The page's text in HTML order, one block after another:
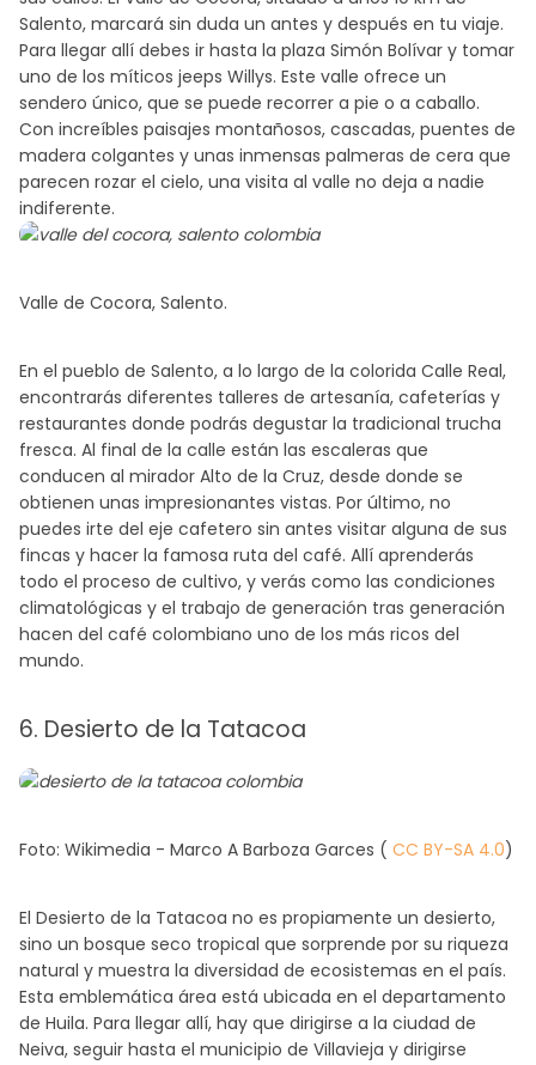
Salento, marcará sin duda un antes y después en tu viaje.
Para llegar allí debes ir hasta la plaza Simón Bolívar y tomar
uno de los míticos jeeps Willys. Este valle ofrece un
sendero único, que se puede recorrer a pie o a caballo.
Con increíbles paisajes montañosos, cascadas, puentes de
madera colgantes y unas inmensas palmeras de cera que
parecen rozar el cielo, una visita al valle no deja a nadie
indiferente.
Valle de Cocora, Salento.
En el pueblo de Salento, a lo largo de la colorida Calle Real,
encontrarás diferentes talleres de artesanía, cafeterías y
restaurantes donde podrás degustar la tradicional trucha
fresca. Al final de la calle están las escaleras que
conducen al mirador Alto de la Cruz, desde donde se
obtienen unas impresionantes vistas. Por último, no
puedes irte del eje cafetero sin antes visitar alguna de sus
fincas y hacer la famosa ruta del café. Allí aprenderás
todo el proceso de cultivo, y verás como las condiciones
climatológicas y el trabajo de generación tras generación
hacen del café colombiano uno de los más ricos del
mundo.
6. Desierto de la Tatacoa
Foto: Wikimedia - Marco A Barboza Garces ( CC BY-SA 4.0)
El Desierto de la Tatacoa no es propiamente un desierto,
sino un bosque seco tropical que sorprende por su riqueza
natural y muestra la diversidad de ecosistemas en el país.
Esta emblemática área está ubicada en el departamento
de Huila. Para llegar allí, hay que dirigirse a la ciudad de
Neiva, seguir hasta el municipio de Villavieja y dirigirse